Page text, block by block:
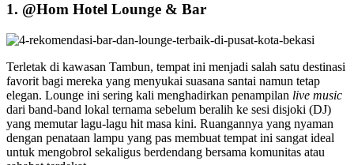
1. @Hom Hotel Lounge & Bar
Terletak di kawasan Tambun, tempat ini menjadi salah satu destinasi
favorit bagi mereka yang menyukai suasana santai namun tetap
elegan. Lounge ini sering kali menghadirkan penampilan live music
dari band-band lokal ternama sebelum beralih ke sesi disjoki (DJ)
yang memutar lagu-lagu hit masa kini. Ruangannya yang nyaman
dengan penataan lampu yang pas membuat tempat ini sangat ideal
untuk mengobrol sekaligus berdendang bersama komunitas atau